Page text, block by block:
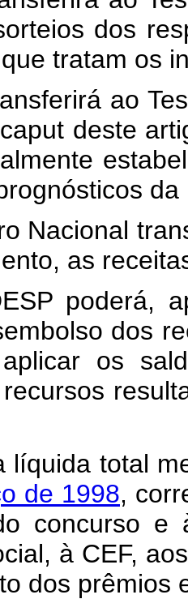
dos
tratam os
ao
deste
Nacional
as
poderá,
dos
os
líquida total
de 1998,
concurso
à CEF,
dos prêmios